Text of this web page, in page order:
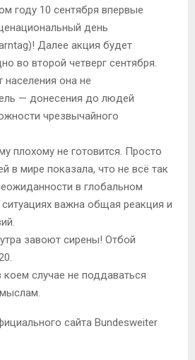
году 10 сентября впервые
день
Далее акция будет
во второй четверг сентября.
населения она не
— донесения до людей
чрезвычайного
плохому не готовится. Просто
в мире показала, что не всё так
в глобальном
важна общая реакция и
завоют сирены! Отбой
случае не поддаваться
сайта Bundesweiter